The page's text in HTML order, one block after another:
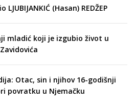
(Hasan) REDŽEP
mladić koji je izgubio život u
Otac, sin i njihov 16-godišnji
povratku u Njemačku